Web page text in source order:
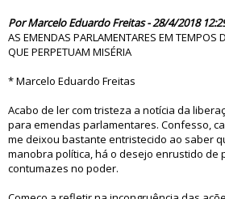
Por Marcelo Eduardo Freitas - 28/4/2018
AS EMENDAS PARLAMENTARES EM TEMPOS
QUE PERPETUAM MISÉRIA
* Marcelo Eduardo Freitas
Acabo de ler com tristeza a notícia da
para emendas parlamentares. Confesso,
me deixou bastante entristecido ao saber
manobra política, há o desejo enrustido de
contumazes no poder.